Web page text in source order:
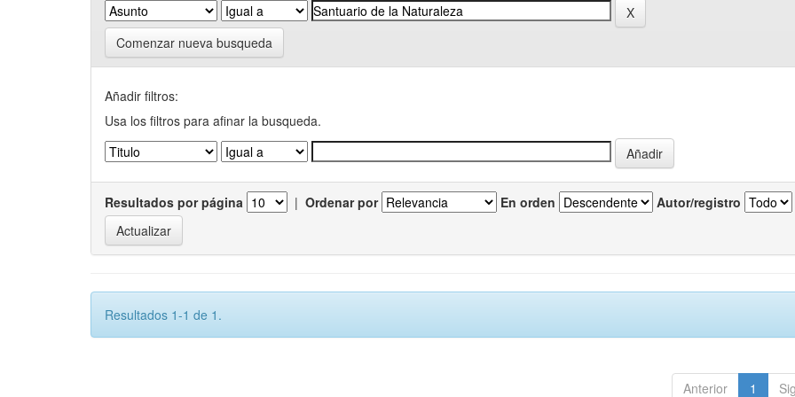
Comenzar nueva busqueda
Añadir filtros:
Usa los filtros para afinar la busqueda.
Resultados por página | Ordenar por En orden Autor/registro
Resultados 1-1 de 1.
Anterior 1